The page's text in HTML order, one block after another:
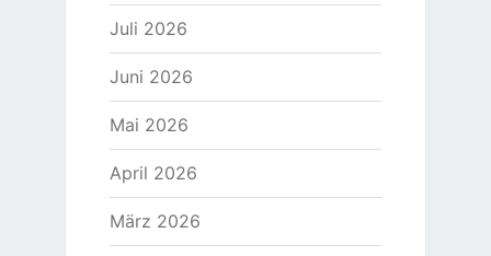
Juli 2026
Juni 2026
Mai 2026
April 2026
März 2026